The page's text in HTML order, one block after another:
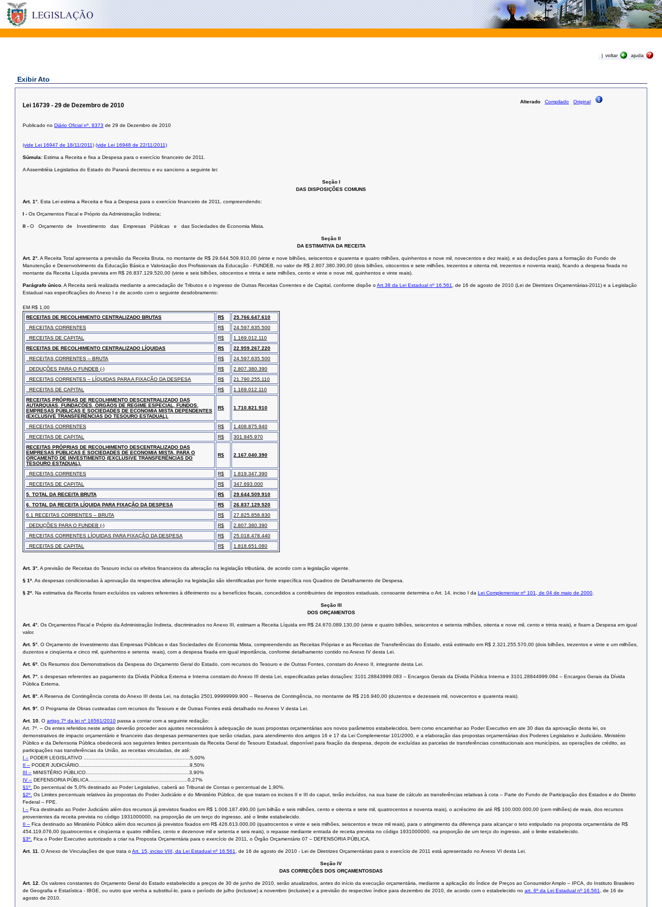
| voltar ajuda
Exibir Ato
Alterado Compilado Original
Lei 16739 - 29 de Dezembro de 2010
Publicado no Diário Oficial nº. 8373 de 29 de Dezembro de 2010
(vide Lei 16947 de 18/11/2011) (vide Lei 16948 de 22/11/2011)
Súmula: Estima a Receita e fixa a Despesa para o exercício financeiro de 2011.
A Assembléia Legislativa do Estado do Paraná decretou e eu sanciono a seguinte lei:
Seção I
DAS DISPOSIÇÕES COMUNS
Art. 1°. Esta Lei estima a Receita e fixa a Despesa para o exercício financeiro de 2011, compreendendo:
I - Os Orçamentos Fiscal e Próprio da Administração Indireta;
II - O Orçamento de Investimento das Empresas Públicas e das Sociedades de Economia Mista.
Seção II
DA ESTIMATIVA DA RECEITA
Art. 2°.A Receita Total apresenta a previsão da Receita Bruta, no montante de R$ 29.644.509.910,00 (vinte e nove bilhões, seiscentos e quarenta e quatro milhões, quinhentos e nove mil, novecentos e dez reais), e as deduções para a formação do Fundo de
Manutenção e Desenvolvimento da Educação Básica e Valorização dos Profissionais da Educação - FUNDEB, no valor de R$ 2.807.380.390,00 (dois bilhões, oitocentos e sete milhões, trezentos e oitenta mil, trezentos e noventa reais), ficando a despesa fixada no
montante da Receita Líquida prevista em R$ 26.837.129.520,00 (vinte e seis bilhões, oitocentos e trinta e sete milhões, cento e vinte e nove mil, quinhentos e vinte reais).
Parágrafo único.A Receita será realizada mediante a arrecadação de Tributos e o ingresso de Outras Receitas Correntes e de Capital, conforme dispõe oArt.38 da Lei Estadual nº 16.561, de 16 de agosto de 2010 (Lei de Diretrizes Orçamentárias-2011) e a Legislação
Estadual nas especificações do Anexo I e de acordo com o seguinte desdobramento:
EM R$ 1,00
RECEITAS DE RECOLHIMENTO CENTRALIZADO BRUTAS
R$
25.766.647.610
RECEITAS CORRENTES
R$
24.597.635.500
RECEITAS DE CAPITAL
R$
1.169.012.110
RECEITAS DE RECOLHIMENTO CENTRALIZADO LÍQUIDAS
R$
22.959.267.220
RECEITAS CORRENTES – BRUTA
R$
24.597.635.500
DEDUÇÕES PARA O FUNDEB (-)
R$
2.807.380.390
RECEITAS CORRENTES – LÍQUIDAS PARA A FIXAÇÃO DA DESPESA
R$
21.790.255.110
RECEITAS DE CAPITAL
R$
1.169.012.110
RECEITAS PRÓPRIAS DE RECOLHIMENTO DESCENTRALIZADO DAS
AUTARQUIAS, FUNDAÇÕES, ÓRGÃOS DE REGIME ESPECIAL, FUNDOS,
EMPRESAS PÚBLICAS E SOCIEDADES DE ECONOMIA MISTA DEPENDENTES
(EXCLUSIVE TRANSFERÊNCIAS DO TESOURO ESTADUAL).
R$ 1.710.821.910
RECEITAS CORRENTES R$
1.408.875.940
RECEITAS DE CAPITAL
R$
301.945.970
RECEITAS PRÓPRIAS DE RECOLHIMENTO DESCENTRALIZADO DAS
EMPRESAS PÚBLICAS E SOCIEDADES DE ECONOMIA MISTA, PARA O
ORÇAMENTO DE INVESTIMENTO (EXCLUSIVE TRANSFERÊNCIAS DO
TESOURO ESTADUAL).
R$ 2.167.040.390
RECEITAS CORRENTES R$
1.819.347.390
RECEITAS DE CAPITAL
R$
347.693.000
5. TOTAL DA RECEITA BRUTA
R$
29.644.509.910
6. TOTAL DA RECEITA LÍQUIDA PARA FIXAÇÃO DA DESPESA
R$
26.837.129.520
6.1 RECEITAS CORRENTES – BRUTA
R$
27.825.858.830
DEDUÇÕES PARA O FUNDEB (-)
R$
2.807.380.390
RECEITAS CORRENTES LÍQUIDAS PARA FIXAÇÃO DA DESPESA
R$
25.018.478.440
RECEITAS DE CAPITAL
R$ 1.818.651.080
Art. 3°.A previsão de Receitas do Tesouro inclui os efeitos financeiros da alteração na legislação tributária, de acordo com a legislação vigente.
§ 1º.As despesas condicionadas à aprovação da respectiva alteração na legislação são identificadas por fonte específica nos Quadros de Detalhamento de Despesa.
§ 2º. Na estimativa da Receita foram excluídos os valores referentes à diferimento ou a benefícios fiscais, concedidos a contribuintes de impostos estaduais, consoante determina o Art. 14, inciso I da Lei Complementar nº 101, de 04 de maio de 2000.
Seção III
DOS ORÇAMENTOS
Art. 4°. Os Orçamentos Fiscal e Próprio da Administração Indireta, discriminados no Anexo III, estimam a Receita Líquida em R$ 24.670.089.130,00 (vinte e quatro bilhões, seiscentos e setenta milhões, oitenta e nove mil, cento e trinta reais), e fixam a Despesa em igual
valor.
Art. 5°. O Orçamento de Investimento das Empresas Públicas e das Sociedades de Economia Mista, compreendendo as Receitas Próprias e as Receitas de Transferências do Estado, está estimado em R$ 2.321.255.570,00 (dois bilhões, trezentos e vinte e um milhões,
duzentos e cinqüenta e cinco mil, quinhentos e setenta reais), com a despesa fixada em igual importância, conforme detalhamento contido no Anexo IV desta Lei.
Art. 6º. Os Resumos dos Demonstrativos da Despesa do Orçamento Geral do Estado, com recursos do Tesouro e de Outras Fontes, constam do Anexo II, integrante desta Lei.
Art. 7°. s despesas referentes ao pagamento da Dívida Pública Externa e Interna constam do Anexo III desta Lei, especificadas pelas dotações: 3101.28843999.083 – Encargos Gerais da Dívida Pública Interna e 3101.28844999.084 – Encargos Gerais da Dívida
Pública Externa.
Art. 8°.A Reserva de Contingência consta do Anexo III desta Lei, na dotação 2501.99999999.900 – Reserva de Contingência, no montante de R$ 216.940,00 (duzentos e dezesseis mil, novecentos e quarenta reais).
Art. 9°. O Programa de Obras custeadas com recursos do Tesouro e de Outras Fontes está detalhado no Anexo V desta Lei.
Art. 10. O artigo 7º da lei nº 16561/2010 passa a contar com a seguinte redação:
Art. 7º. – Os entes referidos neste artigo deverão proceder aos ajustes necessários à adequação de suas propostas orçamentárias aos novos parâmetros estabelecidos, bem como encaminhar ao Poder Executivo em ate 30 dias da aprovação desta lei, os
demonstrativos de impacto orçamentário e financeiro das despesas permanentes que serão criadas, para atendimento dos artigos 16 e 17 da Lei Complementar 101/2000, e a elaboração das propostas orçamentárias dos Poderes Legislativo e Judiciário, Ministério
Público e da Defensoria Pública obedecerá aos seguintes limites percentuais da Receita Geral do Tesouro Estadual, disponível para fixação da despesa, depois de excluídas as parcelas de transferências constitucionais aos municípios, as operações de crédito, as
participações nas transferências da União, as receitas vinculadas, de até:
I – PODER LEGISLATIVO ........................................................................5,00%
II – PODER JUDICIÁRIO...........................................................................9,50%
III – MINISTÉRIO PÚBLICO......................................................................3,90%
IV – DEFENSORIA PÚBLICA...................................................................0,27%
§1º. Do percentual de 5,0% destinado ao Poder Legislativo, caberá ao Tribunal de Contas o percentual de 1,90%.
§2º. Os Limites percentuais relativos às propostas do Poder Judiciário e do Ministério Público, de que tratam os incisos II e III do caput, terão incluídos, na sua base de cálculo as transferências relativas à cota – Parte do Fundo de Participação dos Estados e do Distrito
Federal – FPE.
I – Fica destinado ao Poder Judiciário além dos recursos já previstos fixados em R$ 1.006.187.490,00 (um bilhão e seis milhões, cento e oitenta e sete mil, quatrocentos e noventa reais), o acréscimo de até R$ 100.000.000,00 (cem milhões) de reais, dos recursos
provenientes da receita prevista no código 1931000000, na proporção de um terço do ingresso, até o limite estabelecido.
II – Fica destinado ao Ministério Público além dos recursos já previstos fixados em R$ 426.613.000,00 (quatrocentos e vinte e seis milhões, seiscentos e treze mil reais), para o atingimento da diferença para alcançar o teto estipulado na proposta orçamentária de R$
454.119.076,00 (quatrocentos e cinqüenta e quatro milhões, cento e dezenove mil e setenta e seis reais), o repasse mediante entrada de receita prevista no código 1931000000, na proporção de um terço do ingresso, até o limite estabelecido.
§3º. Fica o Poder Executivo autorizado a criar na Proposta Orçamentária para o exercício de 2011, o Órgão Orçamentário 07 – DEFENSORIA PÚBLICA.
Art. 11. O Anexo de Vinculações de que trata oArt. 15, inciso VIII, da Lei Estadual nº 16.561, de 16 de agosto de 2010 - Lei de Diretrizes Orçamentárias para o exercício de 2011 está apresentado no Anexo VI desta Lei.
Seção IV
DAS CORREÇÕES DOS ORÇAMENTOSDAS
Art. 12. Os valores constantes do Orçamento Geral do Estado estabelecido a preços de 30 de junho de 2010, serão atualizados, antes do início da execução orçamentária, mediante a aplicação do Índice de Preços ao Consumidor Amplo – IPCA, do Instituto Brasileiro
de Geografia e Estatística - IBGE, ou outro que venha a substituí-lo, para o período de julho (inclusive) a novembro (inclusive) e a previsão do respectivo índice para dezembro de 2010, de acordo com o estabelecido no art. 6º da Lei Estadual nº 16.561, de 16 de
agosto de 2010.